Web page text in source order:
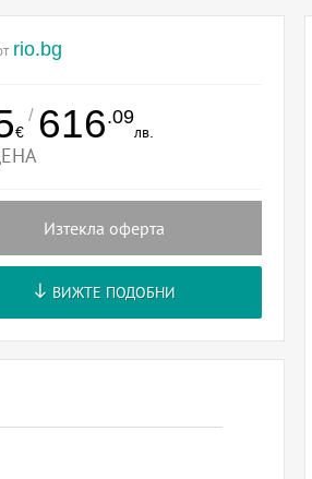
rio.bg
€
/ 616.09
лв.
Изтекла оферта
ВИЖТЕ ПОДОБНИ